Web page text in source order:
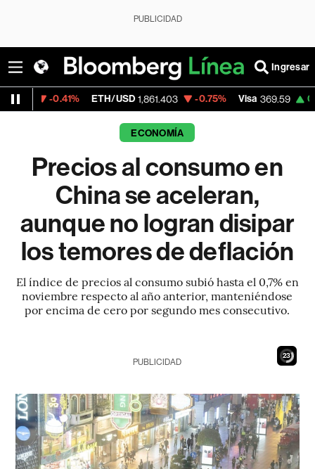
PUBLICIDAD
Ingresar
ETH/USD 1,861.403 -0.75% Visa 369.59 0.00%
ECONOMÍA
Precios al consumo en
China se aceleran,
aunque no logran disipar
los temores de deflación
El índice de precios al consumo subió hasta el 0,7% en
noviembre respecto al año anterior, manteniéndose
por encima de cero por segundo mes consecutivo.
22
PUBLICIDAD